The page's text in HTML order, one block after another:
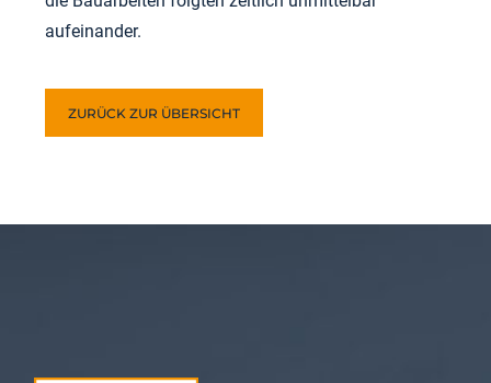
aufeinander.
ZURÜCK ZUR ÜBERSICHT